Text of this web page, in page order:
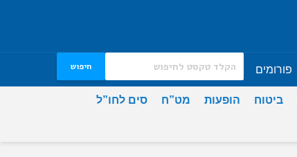
פורומים חיפוש
ביטוח הופעות מט”ח סים לחו”ל